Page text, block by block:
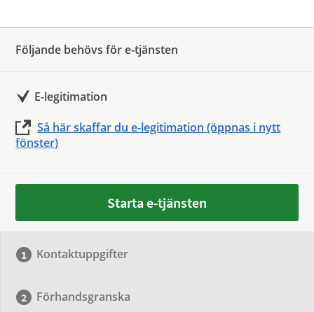
Följande behövs för e-tjänsten
E-legitimation
Så här skaffar du e-legitimation (öppnas i nytt
fönster)
Starta e-tjänsten
Kontaktuppgifter
Förhandsgranska